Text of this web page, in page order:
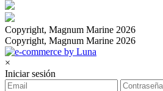
Copyright, Magnum Marine 2026
Copyright, Magnum Marine 2026
×
Iniciar sesión